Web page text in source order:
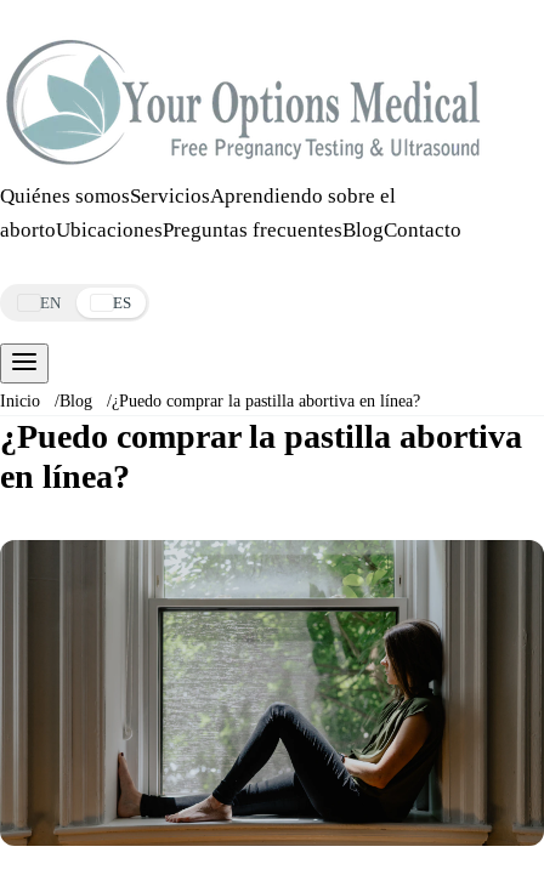
Quiénes somosServiciosAprendiendo sobre el
abortoUbicacionesPreguntas frecuentesBlogContacto
EN ES
Inicio /Blog /¿Puedo comprar la pastilla abortiva en línea?
¿Puedo comprar la pastilla abortiva
en línea?